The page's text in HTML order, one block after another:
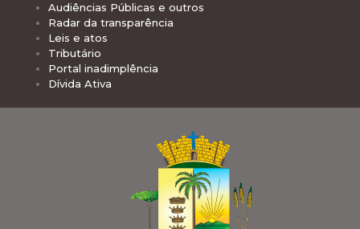
Audiências Públicas e outros
Radar da transparência
Leis e atos
Tributário
Portal inadimplência
Dívida Ativa